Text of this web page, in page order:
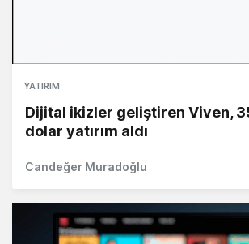
YATIRIM
Dijital ikizler geliştiren Viven,
dolar yatırım aldı
Candeğer Muradoğlu